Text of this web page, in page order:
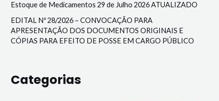
Estoque de Medicamentos 29 de Julho 2026 ATUALIZADO
EDITAL Nº 28/2026 – CONVOCAÇÃO PARA
APRESENTAÇÃO DOS DOCUMENTOS ORIGINAIS E
CÓPIAS PARA EFEITO DE POSSE EM CARGO PÚBLICO
Categorias